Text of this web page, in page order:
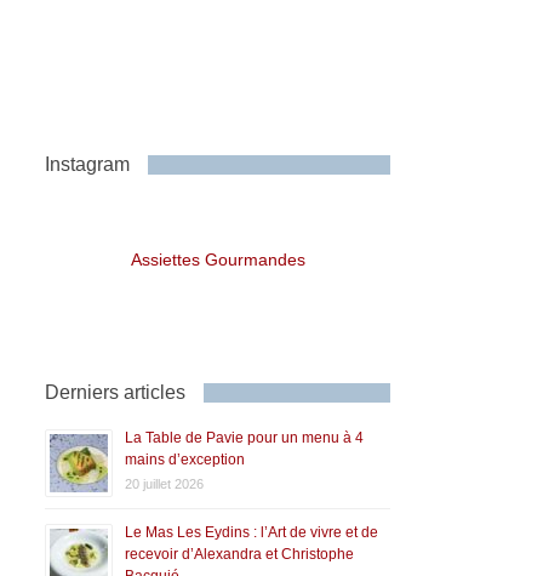
Instagram
Assiettes Gourmandes
Derniers articles
La Table de Pavie pour un menu à 4
mains d’exception
20 juillet 2026
Le Mas Les Eydins : l’Art de vivre et de
recevoir d’Alexandra et Christophe